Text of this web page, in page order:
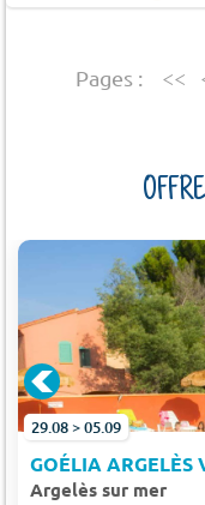
Pages : <<
29.08 > 05.09
GOÉLIA ARGELÈS
Argelès sur mer